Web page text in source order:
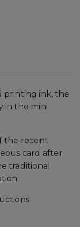
printing ink, the
in the mini
the recent
card after
traditional